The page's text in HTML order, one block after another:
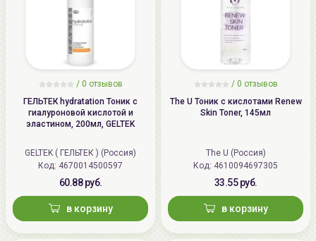
/ 0 отзывов
ГЕЛЬТЕК hydratation Тоник с
гиалуроновой кислотой и
эластином, 200мл, GELTEK
GELTEK ( ГЕЛЬТЕК ) (Россия)
Код: 4670014500597
60.88 руб.
в корзину
/ 0 отзывов
The U Тоник с кислотами Renew
Skin Toner, 145мл
The U (Россия)
Код: 4610094697305
33.55 руб.
в корзину